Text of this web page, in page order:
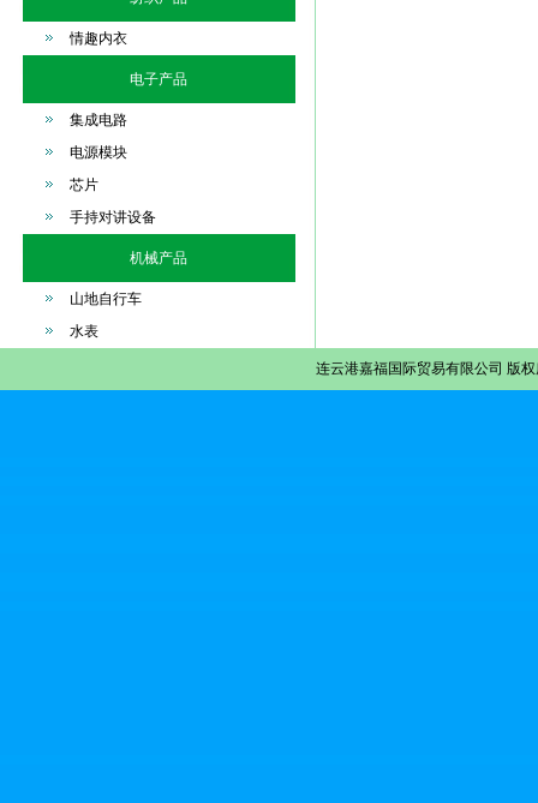
情趣内衣
电子产品
集成电路
电源模块
芯片
手持对讲设备
机械产品
山地自行车
水表
连云港嘉福国际贸易有限公司 版